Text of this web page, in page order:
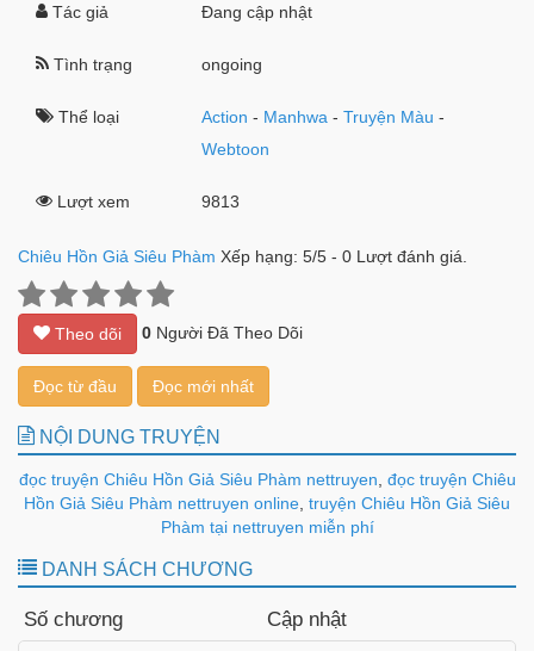
Tác giả Đang cập nhật
Tình trạng ongoing
Thể loại Action - Manhwa -Truyện Màu -
Webtoon
Lượt xem 9813
Chiêu Hồn Giả Siêu Phàm Xếp hạng: 5/5 - 0 Lượt đánh giá.
Theo dõi 0 Người Đã Theo Dõi
Đọc từ đầu Đọc mới nhất
NỘI DUNG TRUYỆN
đọc truyện Chiêu Hồn Giả Siêu Phàm nettruyen đọc truyện Chiêu
Hồn Giả Siêu Phàm nettruyen online truyện Chiêu Hồn Giả Siêu
Phàm tại nettruyen miễn phí
DANH SÁCH CHƯƠNG
Số chương Cập nhật